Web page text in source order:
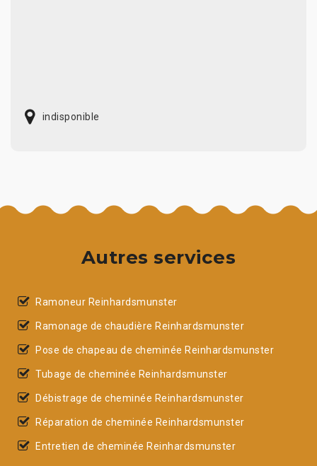
indisponible
Autres services
Ramoneur Reinhardsmunster
Ramonage de chaudière Reinhardsmunster
Pose de chapeau de cheminée Reinhardsmunster
Tubage de cheminée Reinhardsmunster
Débistrage de cheminée Reinhardsmunster
Réparation de cheminée Reinhardsmunster
Entretien de cheminée Reinhardsmunster